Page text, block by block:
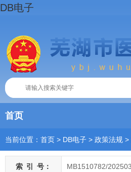
DB电子
首页
当前位置： 首页 > DB电子 > 政策法规 >
索 引 号： MB1510782/